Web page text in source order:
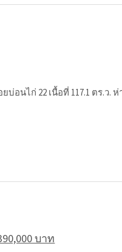
นไก่ 22 เนื้อที่ 117.1 ตร.ว. ห่
บาท